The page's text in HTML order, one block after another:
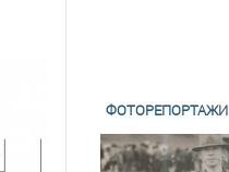
ФОТОРЕПОРТАЖИ